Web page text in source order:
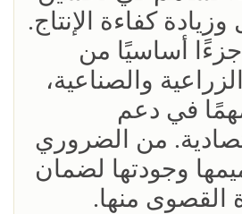
كفاءة الإنتاج.
جزءًا أساسيًا من
الزراعية والصناعية،
في دعم
من الضروري
وجودتها لضمان
القصوى منها.